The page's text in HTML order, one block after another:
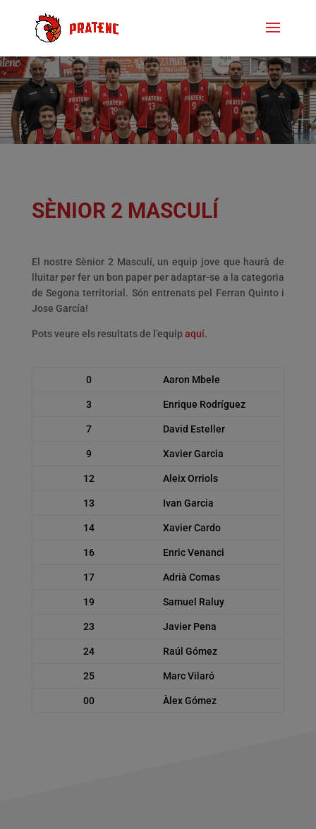
SÈNIOR 2 MASCULÍ
El nostre Sènior 2 Masculí, un equip jove que haurà de
lluitar per fer un bon paper per adaptar-se a la categoria
de Segona territorial. Són entrenats pel Ferran Quinto i
Jose García!
Pots veure els resultats de l’equip aquí.
0 Aaron Mbele
3 Enrique Rodríguez
7 David Esteller
9 Xavier Garcia
12 Aleix Orriols
13 Ivan Garcia
14 Xavier Cardo
16 Enric Venanci
17 Adrià Comas
19 Samuel Raluy
23 Javier Pena
24 Raúl Gómez
25 Marc Vilaró
00 Àlex Gómez